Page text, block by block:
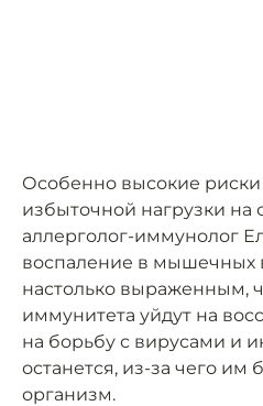
Особенно высокие
избыточной нагрузки на
аллерголог-иммунолог
воспаление в мышечных
настолько выраженным,
иммунитета уйдут на
на борьбу с вирусами и
останется, из-за чего им
организм.